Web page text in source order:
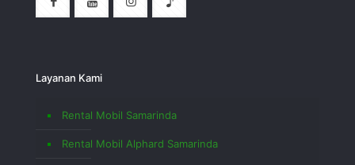
Layanan Kami
Rental Mobil Samarinda
Rental Mobil Alphard Samarinda